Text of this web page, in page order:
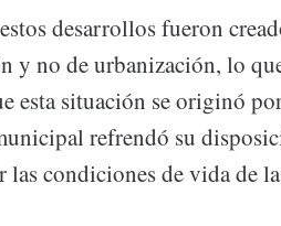
desarrollos fueron
y no de urbanización, lo
esta situación se originó
refrendó su
las condiciones de vida de